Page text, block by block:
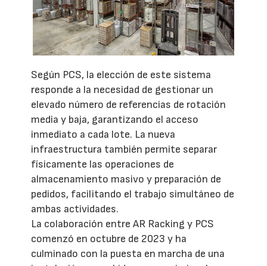
Según PCS, la elección de este sistema
responde a la necesidad de gestionar un
elevado número de referencias de rotación
media y baja, garantizando el acceso
inmediato a cada lote. La nueva
infraestructura también permite separar
físicamente las operaciones de
almacenamiento masivo y preparación de
pedidos, facilitando el trabajo simultáneo de
ambas actividades.
La colaboración entre AR Racking y PCS
comenzó en octubre de 2023 y ha
culminado con la puesta en marcha de una